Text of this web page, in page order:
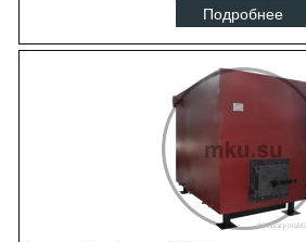
Подробнее